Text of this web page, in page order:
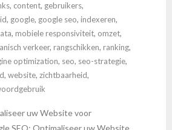
, content, gebruikers,
, google, google seo, indexeren,
, mobiele responsiviteit, omzet,
verkeer, rangschikken, ranking,
optimization, seo, seo-strategie,
, website, zichtbaarheid,
uw Website voor